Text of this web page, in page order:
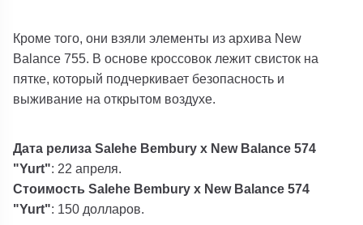
Кроме того, они взяли элементы из архива New
Balance 755. В основе кроссовок лежит свисток на
пятке, который подчеркивает безопасность и
выживание на открытом воздухе.
Дата релиза Salehe Bembury x New Balance 574
"Yurt": 22 апреля.
Стоимость Salehe Bembury x New Balance 574
"Yurt": 150 долларов.